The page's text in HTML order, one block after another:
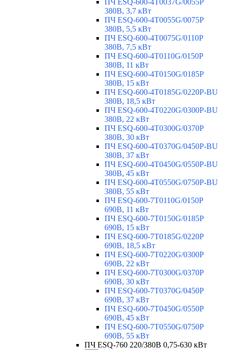
ПЧ ESQ-600-4T0037G/0055P
380В, 3,7 кВт
ПЧ ESQ-600-4T0055G/0075P
380В, 5,5 кВт
ПЧ ESQ-600-4T0075G/0110P
380В, 7,5 кВт
ПЧ ESQ-600-4T0110G/0150P
380В, 11 кВт
ПЧ ESQ-600-4T0150G/0185P
380В, 15 кВт
ПЧ ESQ-600-4T0185G/0220P-BU
380В, 18,5 кВт
ПЧ ESQ-600-4T0220G/0300P-BU
380В, 22 кВт
ПЧ ESQ-600-4T0300G/0370P
380В, 30 кВт
ПЧ ESQ-600-4T0370G/0450P-BU
380В, 37 кВт
ПЧ ESQ-600-4T0450G/0550P-BU
380В, 45 кВт
ПЧ ESQ-600-4T0550G/0750P-BU
380В, 55 кВт
ПЧ ESQ-600-7T0110G/0150P
690В, 11 кВт
ПЧ ESQ-600-7T0150G/0185P
690В, 15 кВт
ПЧ ESQ-600-7T0185G/0220P
690В, 18,5 кВт
ПЧ ESQ-600-7T0220G/0300P
690В, 22 кВт
ПЧ ESQ-600-7T0300G/0370P
690В, 30 кВт
ПЧ ESQ-600-7T0370G/0450P
690В, 37 кВт
ПЧ ESQ-600-7T0450G/0550P
690В, 45 кВт
ПЧ ESQ-600-7T0550G/0750P
690В, 55 кВт
ПЧ ESQ-760 220/380В 0,75-630 кВт